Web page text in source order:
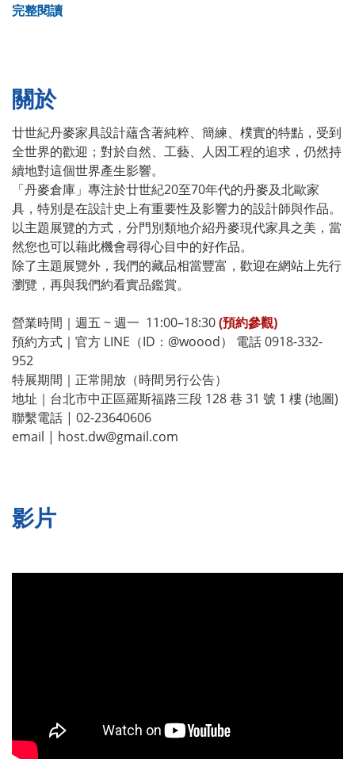
完整閱讀
關於
廿世紀丹麥家具設計蘊含著純粹、簡練、樸實的特點，受到
全世界的歡迎；對於自然、工藝、人因工程的追求，仍然持
續地對這個世界產生影響。
「丹麥倉庫」專注於廿世紀20至70年代的丹麥及北歐家
具，特別是在設計史上有重要性及影響力的設計師與作品。
以主題展覽的方式，分門別類地介紹丹麥現代家具之美，當
然您也可以藉此機會尋得心目中的好作品。
除了主題展覽外，我們的藏品相當豐富，歡迎在網站上先行
瀏覽，再與我們約看實品鑑賞。
營業時間｜週五 ~ 週一 11:00–18:30(預約參觀)
預約方式｜官方 LINE（ID：@woood） 電話 0918-332-
952
特展期間｜正常開放（時間另行公告）
地址｜台北市中正區羅斯福路三段 128 巷 31 號 1 樓(地圖)
聯繫電話 | 02-23640606
email | host.dw@gmail.com
影片